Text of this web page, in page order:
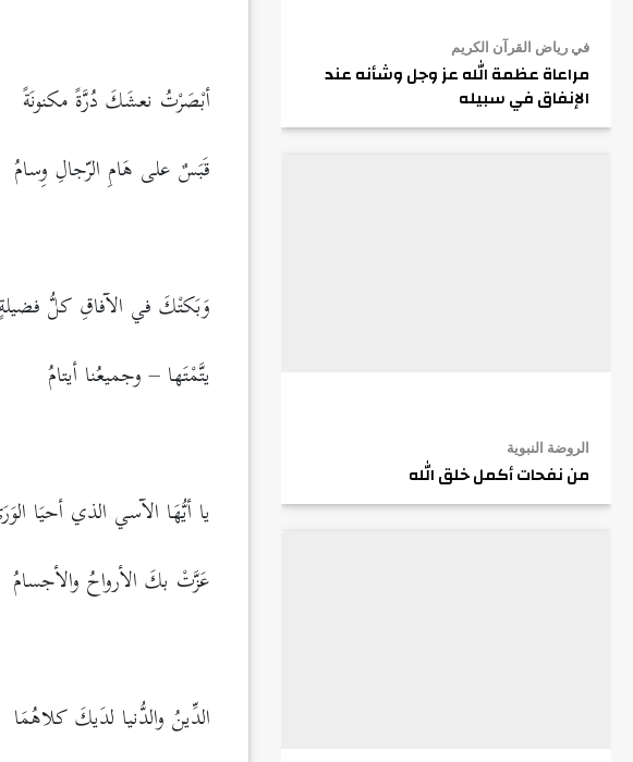
في رياض القرآن الكريم
مراعاة عظمة الله عز وجل وشأنه عند
الإنفاق في سبيله
الروضة النبوية
من نفحات أكمل خلق الله
أبْصَرْتُ نعشَكَ دُرَّةً مكنونَةً
قَبَسٌ على هَامِ الرّجالِ وِسامُ
وَبَكتْكَ في الآفاقِ كلُّ
يتَّمْتَها – وجميعُنا أيتامُ
يا أيُّهَا الآسي الذي أحيَا
عَزَّتْ بكَ الأرواحُ والأجسامُ
الدِّينُ والدُّنيا لدَيكَ كلاهُمَا